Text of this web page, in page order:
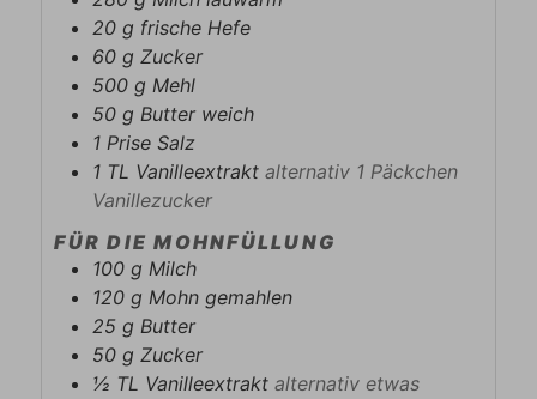
20 g frische Hefe
60 g Zucker
500 g Mehl
50 g Butter weich
1 Prise Salz
1 TL Vanilleextrakt alternativ 1 Päckchen
Vanillezucker
FÜR DIE MOHNFÜLLUNG
100 g Milch
120 g Mohn gemahlen
25 g Butter
50 g Zucker
½ TL Vanilleextrakt alternativ etwas